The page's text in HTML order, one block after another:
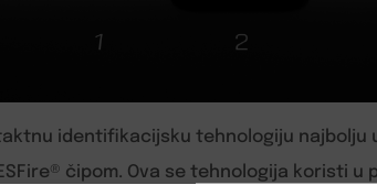
identifikacijsku tehnologiju najbolju
čipom. Ova se tehnologija koristi